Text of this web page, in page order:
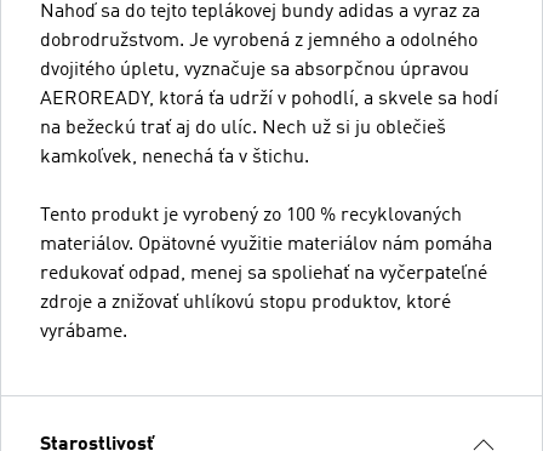
Nahoď sa do tejto teplákovej bundy adidas a vyraz za
dobrodružstvom. Je vyrobená z jemného a odolného
dvojitého úpletu, vyznačuje sa absorpčnou úpravou
AEROREADY, ktorá ťa udrží v pohodlí, a skvele sa hodí
na bežeckú trať aj do ulíc. Nech už si ju oblečieš
kamkoľvek, nenechá ťa v štichu.
Tento produkt je vyrobený zo 100 % recyklovaných
materiálov. Opätovné využitie materiálov nám pomáha
redukovať odpad, menej sa spoliehať na vyčerpateľné
zdroje a znižovať uhlíkovú stopu produktov, ktoré
vyrábame.
Starostlivosť